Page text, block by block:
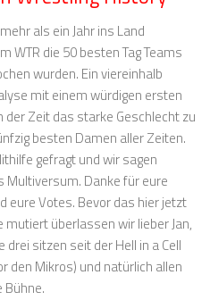
als ein Jahr ins Land
WTR die 50 besten Tag Teams
wurden. Ein viereinhalb
mit einem würdigen ersten
der Zeit das starke Geschlecht zu
besten Damen aller Zeiten.
gefragt und wir sagen
Multiversum. Danke für eure
eure Votes. Bevor das hier jetzt
mutiert überlassen wir lieber Jan,
drei sitzen seit der Hell in a Cell
den Mikros) und natürlich allen
Bühne.